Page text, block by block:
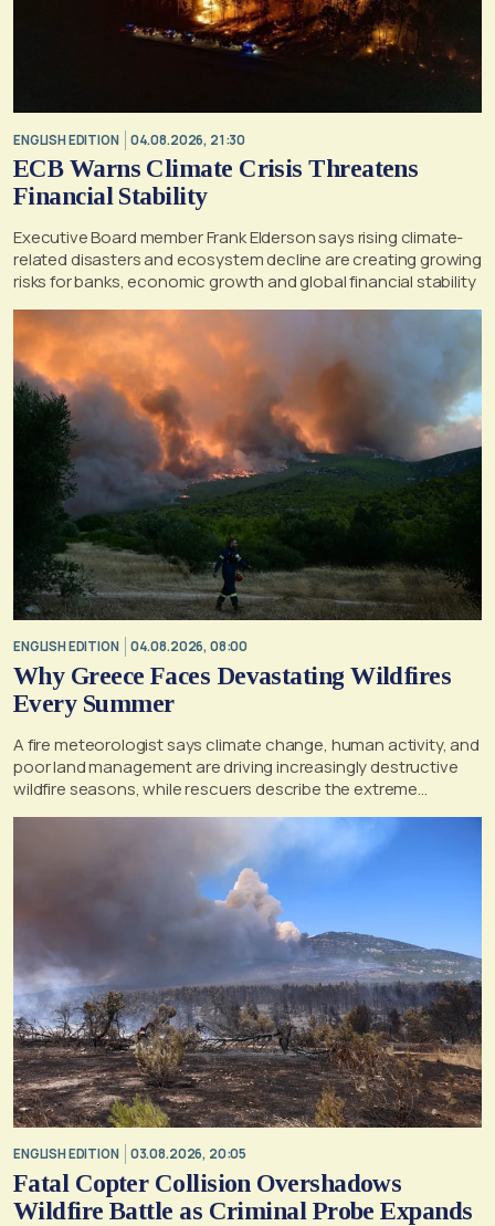
ENGLISH EDITION 04.08.2026, 21:30
ECB Warns Climate Crisis Threatens
Financial Stability
Executive Board member Frank Elderson says rising climate-
related disasters and ecosystem decline are creating growing
risks for banks, economic growth and global financial stability
ENGLISH EDITION 04.08.2026, 08:00
Why Greece Faces Devastating Wildfires
Every Summer
A fire meteorologist says climate change, human activity, and
poor land management are driving increasingly destructive
wildfire seasons, while rescuers describe the extreme
ENGLISH EDITION 03.08.2026, 20:05
Fatal Copter Collision Overshadows
Wildfire Battle as Criminal Probe Expands